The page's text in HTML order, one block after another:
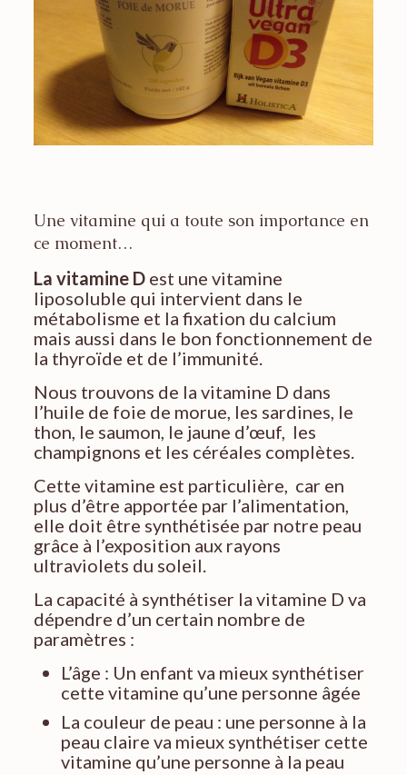
Une vitamine qui a toute son importance en
ce moment…
La vitamine Dest une vitamine
liposoluble qui intervient dans le
métabolisme et la fixation du calcium
mais aussi dans le bon fonctionnement de
la thyroïde et de l’immunité.
Nous trouvons de la vitamine D dans
l’huile de foie de morue, les sardines, le
thon, le saumon, le jaune d’œuf, les
champignons et les céréales complètes.
Cette vitamine est particulière, car en
plus d’être apportée par l’alimentation,
elle doit être synthétisée par notre peau
grâce à l’exposition aux rayons
ultraviolets du soleil.
La capacité à synthétiser la vitamine D va
dépendre d’un certain nombre de
paramètres :
L’âge : Un enfant va mieux synthétiser
cette vitamine qu’une personne âgée
La couleur de peau : une personne à la
peau claire va mieux synthétiser cette
vitamine qu’une personne à la peau